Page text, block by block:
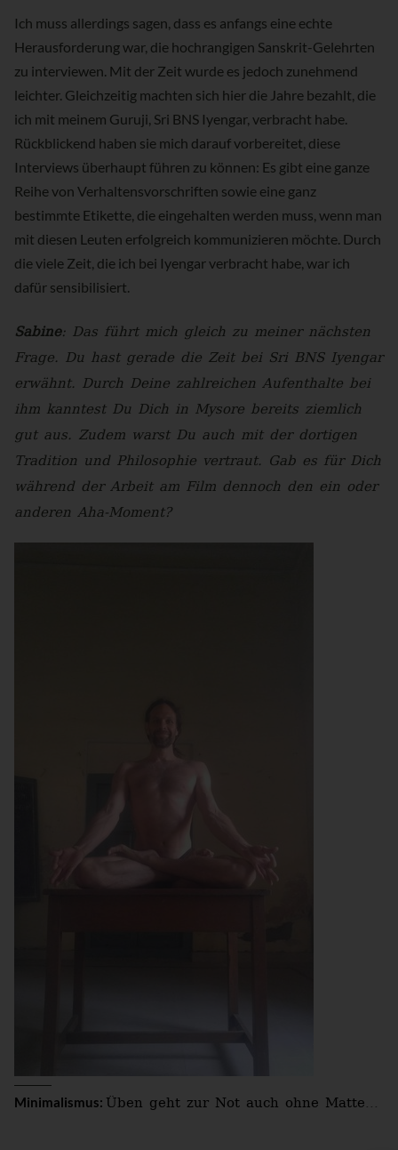
Ich muss allerdings sagen, dass es anfangs eine echte
Herausforderung war, die hochrangigen Sanskrit-Gelehrten
zu interviewen. Mit der Zeit wurde es jedoch zunehmend
leichter. Gleichzeitig machten sich hier die Jahre bezahlt, die
ich mit meinem Guruji, Sri BNS Iyengar, verbracht habe.
Rückblickend haben sie mich darauf vorbereitet, diese
Interviews überhaupt führen zu können: Es gibt eine ganze
Reihe von Verhaltensvorschriften sowie eine ganz
bestimmte Etikette, die eingehalten werden muss, wenn man
mit diesen Leuten erfolgreich kommunizieren möchte. Durch
die viele Zeit, die ich bei Iyengar verbracht habe, war ich
dafür sensibilisiert.
Sabine: Das führt mich gleich zu meiner nächsten
Frage. Du hast gerade die Zeit bei Sri BNS Iyengar
erwähnt. Durch Deine zahlreichen Aufenthalte bei
ihm kanntest Du Dich in Mysore bereits ziemlich
gut aus. Zudem warst Du auch mit der dortigen
Tradition und Philosophie vertraut. Gab es für Dich
während der Arbeit am Film dennoch den ein oder
anderen Aha-Moment?
Minimalismus: Üben geht zur Not auch ohne Matte...